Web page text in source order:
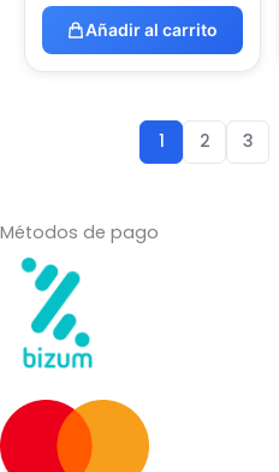
Añadir al carrito
1 2 3
Métodos de pago